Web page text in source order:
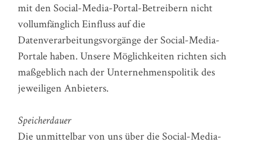
mit den Social-Media-Portal-Betreibern nicht
vollumfänglich Einfluss auf die
Datenverarbeitungsvorgänge der Social-Media-
Portale haben. Unsere Möglichkeiten richten sich
maßgeblich nach der Unternehmenspolitik des
jeweiligen Anbieters.
Speicherdauer
Die unmittelbar von uns über die Social-Media-